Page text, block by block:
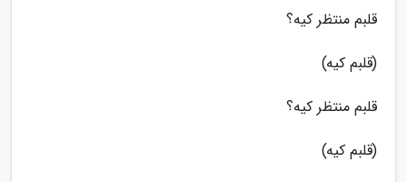
قلبم منتظر کیه؟
(قلبم کیه)
قلبم منتظر کیه؟
(قلبم کیه)